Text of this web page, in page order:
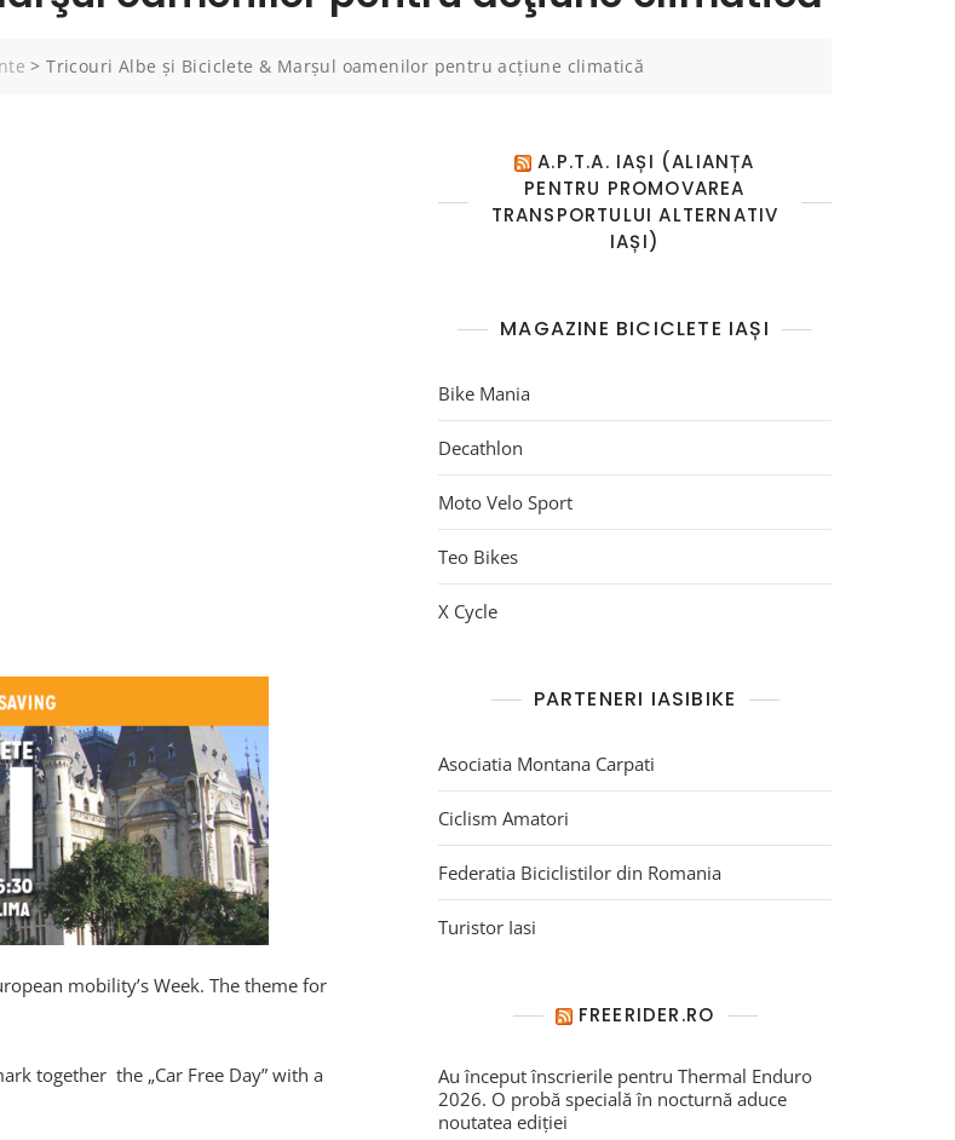
>Tricouri Albe şi Biciclete & Marşul oamenilor pentru acţiune climatică
mobility’s Week. The theme for
together the „Car Free Day” with a
A.P.T.A. IAȘI (ALIANȚA
PENTRU PROMOVAREA
TRANSPORTULUI ALTERNATIV
IAȘI)
MAGAZINE BICICLETE IAȘI
Bike Mania
Decathlon
Moto Velo Sport
Teo Bikes
X Cycle
PARTENERI IASIBIKE
Asociatia Montana Carpati
Ciclism Amatori
Federatia Biciclistilor din Romania
Turistor Iasi
FREERIDER.RO
Au început înscrierile pentru Thermal Enduro
2026. O probă specială în nocturnă aduce
noutatea ediției